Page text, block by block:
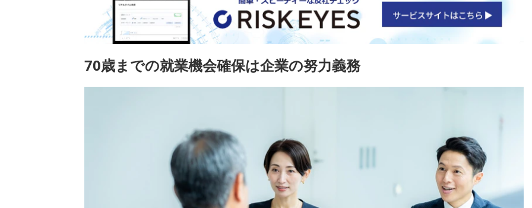
70歳までの就業機会確保は企業の努力義務